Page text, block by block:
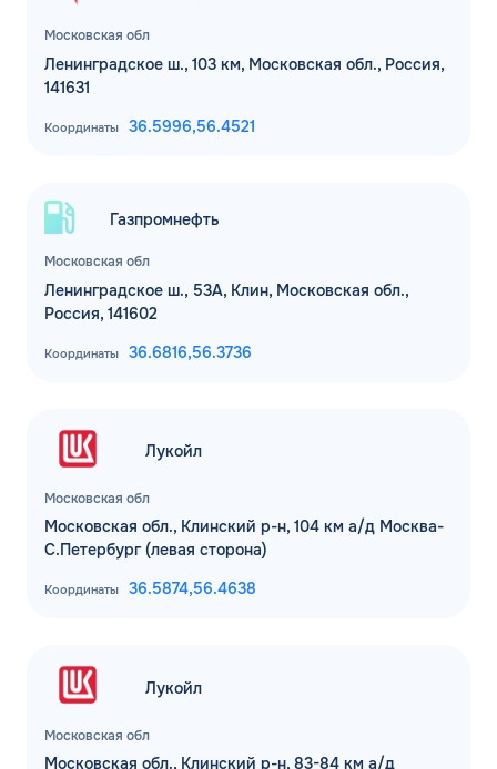
Московская обл
Ленинградское ш., 103 км, Московская обл., Россия,
141631
Координаты 36.5996,56.4521
Московская обл
Газпромнефть
Ленинградское ш., 53А, Клин, Московская обл.,
Россия, 141602
Координаты 36.6816,56.3736
Московская обл
Лукойл
Московская обл., Клинский р-н, 104 км а/д Москва-
С.Петербург (левая сторона)
Координаты 36.5874,56.4638
Московская обл
Лукойл
Московская обл., Клинский р-н, 83-84 км а/д